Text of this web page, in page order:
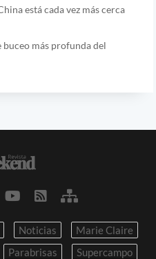
está cada vez más cerca
buceo más profunda del
Noticias
Marie Claire
Parabrisas
Supercampo